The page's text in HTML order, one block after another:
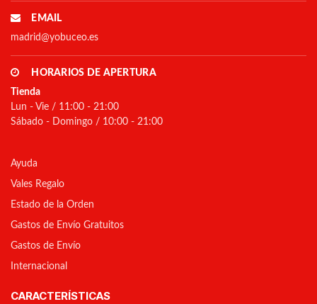
EMAIL
madrid@yobuceo.es
HORARIOS DE APERTURA
Tienda
Lun - Vie / 11:00 - 21:00
Sábado - Domingo / 10:00 - 21:00
Ayuda
Vales Regalo
Estado de la Orden
Gastos de Envío Gratuitos
Gastos de Envío
Internacional
CARACTERÍSTICAS